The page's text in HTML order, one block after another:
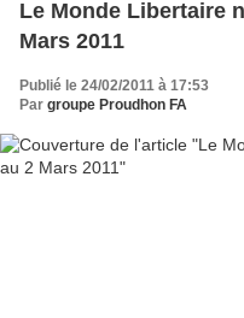
Le Monde Libertaire
Mars 2011
Publié le 24/02/2011 à 17:53
Par groupe Proudhon FA